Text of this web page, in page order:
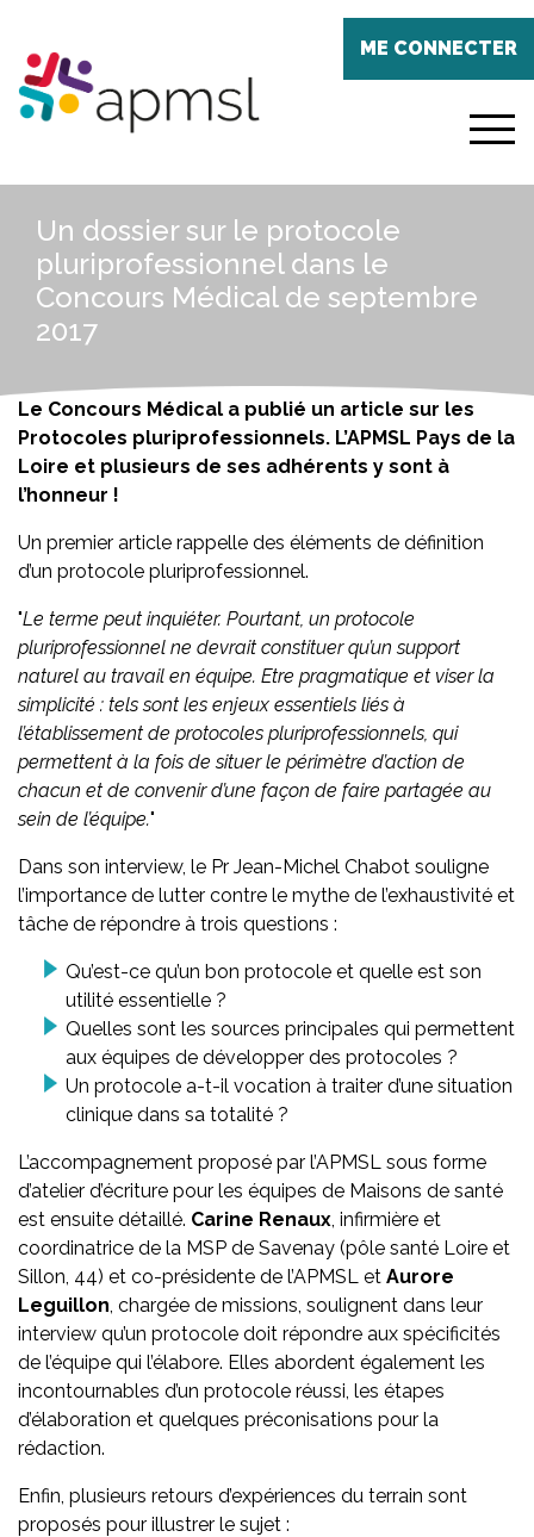
contenu
principal
ME CONNECTER
menu
Un dossier sur le protocole
pluriprofessionnel dans le
Concours Médical de septembre
2017
Le Concours Médical a publié un article sur les
Protocoles pluriprofessionnels. L’APMSL Pays de la
Loire et plusieurs de ses adhérents y sont à
l’honneur !
Un premier article rappelle des éléments de définition
d’un protocole pluriprofessionnel.
"Le terme peut inquiéter. Pourtant, un protocole
pluriprofessionnel ne devrait constituer qu’un support
naturel au travail en équipe. Etre pragmatique et viser la
simplicité : tels sont les enjeux essentiels liés à
l’établissement de protocoles pluriprofessionnels, qui
permettent à la fois de situer le périmètre d’action de
chacun et de convenir d’une façon de faire partagée au
sein de l’équipe."
Dans son interview, le Pr Jean-Michel Chabot souligne
l’importance de lutter contre le mythe de l’exhaustivité et
tâche de répondre à trois questions :
Qu’est-ce qu’un bon protocole et quelle est son
utilité essentielle ?
Quelles sont les sources principales qui permettent
aux équipes de développer des protocoles ?
Un protocole a-t-il vocation à traiter d’une situation
clinique dans sa totalité ?
L’accompagnement proposé par l’APMSL sous forme
d’atelier d’écriture pour les équipes de Maisons de santé
est ensuite détaillé. Carine Renaux, infirmière et
coordinatrice de la MSP de Savenay (pôle santé Loire et
Sillon, 44) et co-présidente de l’APMSL et Aurore
Leguillon, chargée de missions, soulignent dans leur
interview qu’un protocole doit répondre aux spécificités
de l’équipe qui l’élabore. Elles abordent également les
incontournables d’un protocole réussi, les étapes
d’élaboration et quelques préconisations pour la
rédaction.
Enfin, plusieurs retours d’expériences du terrain sont
proposés pour illustrer le sujet :